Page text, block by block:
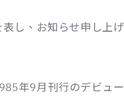
し、お知らせ申し上げ
年9月刊行のデビュー